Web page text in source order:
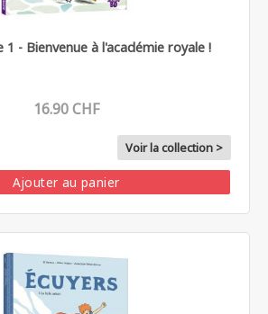
1 - Bienvenue à l'académie royale !
16.90 CHF
Voir la collection >
Ajouter au panier